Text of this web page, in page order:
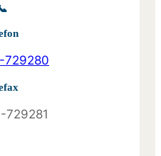
729280
729281